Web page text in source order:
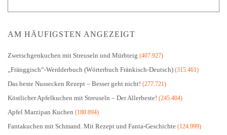
AM HÄUFIGSTEN ANGEZEIGT
Zwetschgenkuchen mit Streuseln und Mürbteig (407.927)
„Fränggisch“-Werdderbuch (Wörterbuch Fränkisch-Deutsch) (315.461)
Das beste Nussecken Rezept – Besser geht nicht! (277.721)
Köstlicher Apfelkuchen mit Streuseln – Der Allerbeste! (245.404)
Apfel Marzipan Kuchen (180.894)
Fantakuchen mit Schmand. Mit Rezept und Fanta-Geschichte (124.999)